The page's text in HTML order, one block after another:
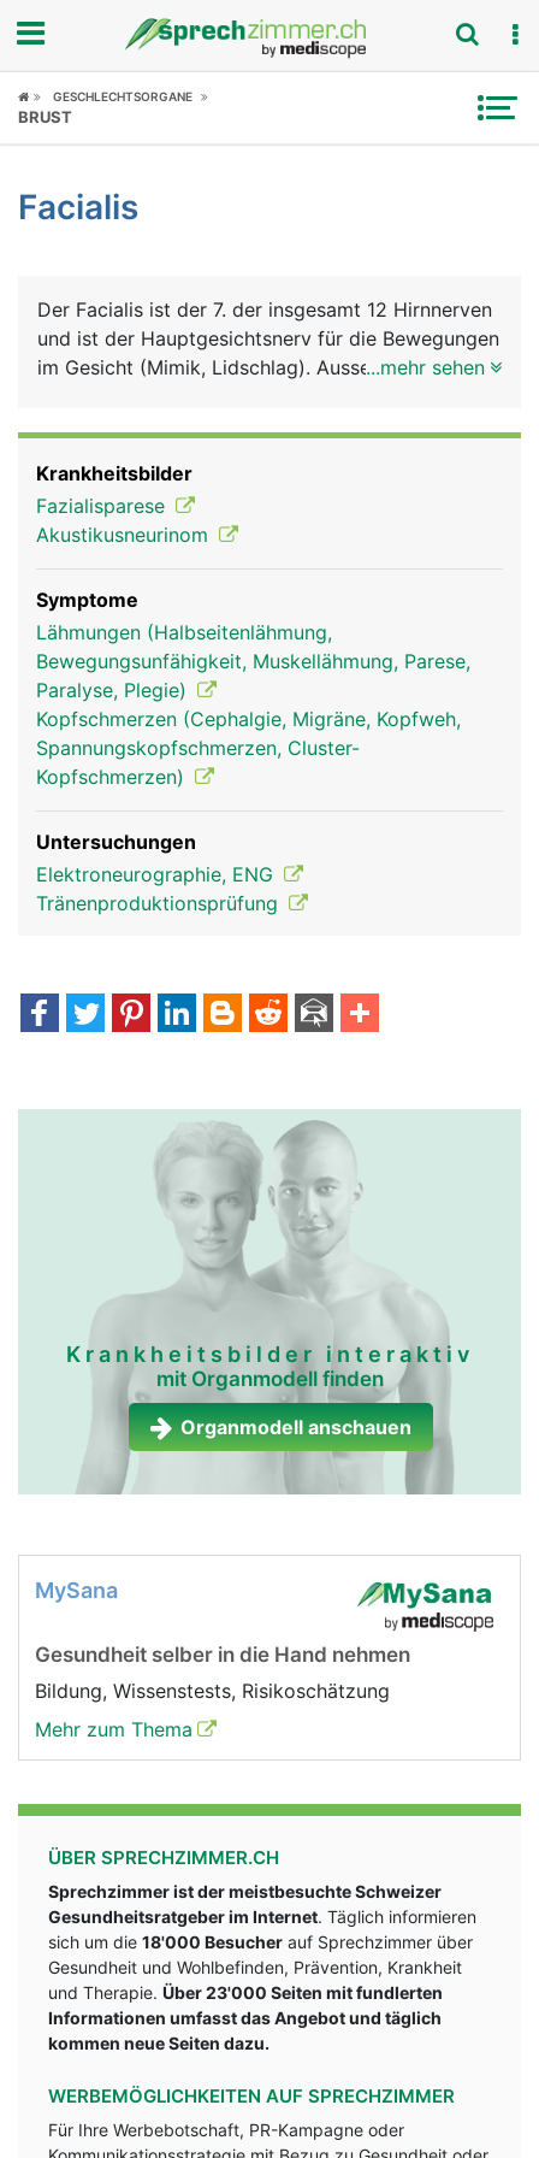
Fokus
Symptome
News
Rubriken
GESCHLECHTSORGANE
BRUST
Facialis
Der Facialis ist der 7. der insgesamt 12 Hirnnerven
und ist der Hauptgesichtsnerv für die Bewegungen
im Gesicht (Mimik, Lidschlag). Ausserdem steuert
Facialis Frau Facialis Mann
...mehr sehen
Krankheitsbilder
Fazialisparese
Akustikusneurinom
Symptome
Lähmungen (Halbseitenlähmung,
Bewegungsunfähigkeit, Muskellähmung, Parese,
Paralyse, Plegie)
Kopfschmerzen (Cephalgie, Migräne, Kopfweh,
Spannungskopfschmerzen, Cluster-
Kopfschmerzen)
Untersuchungen
Elektroneurographie, ENG
Tränenproduktionsprüfung
Krankheitsbilder interaktiv
mit Organmodell finden
Organmodell anschauen
MySana
Gesundheit selber in die Hand nehmen
Bildung, Wissenstests, Risikoschätzung
Mehr zum Thema
ÜBER SPRECHZIMMER.CH
Sprechzimmer ist der meistbesuchte Schweizer
Gesundheitsratgeber im Internet. Täglich informieren
sich um die 18'000 Besucher auf Sprechzimmer über
Gesundheit und Wohlbefinden, Prävention, Krankheit
und Therapie. Über 23'000 Seiten mit fundlerten
Informationen umfasst das Angebot und täglich
kommen neue Seiten dazu.
WERBEMÖGLICHKEITEN AUF SPRECHZIMMER
Für Ihre Werbebotschaft, PR-Kampagne oder